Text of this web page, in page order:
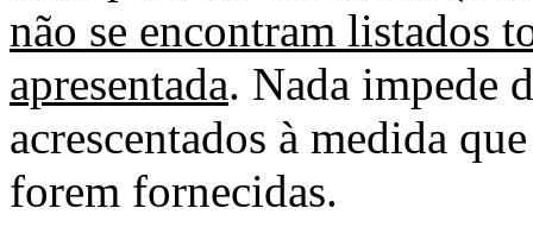
não se encontram listados
apresentada. Nada impede
acrescentados à medida
forem fornecidas.